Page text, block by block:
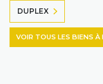
DUPLEX
VOIR TOUS LES BIENS À